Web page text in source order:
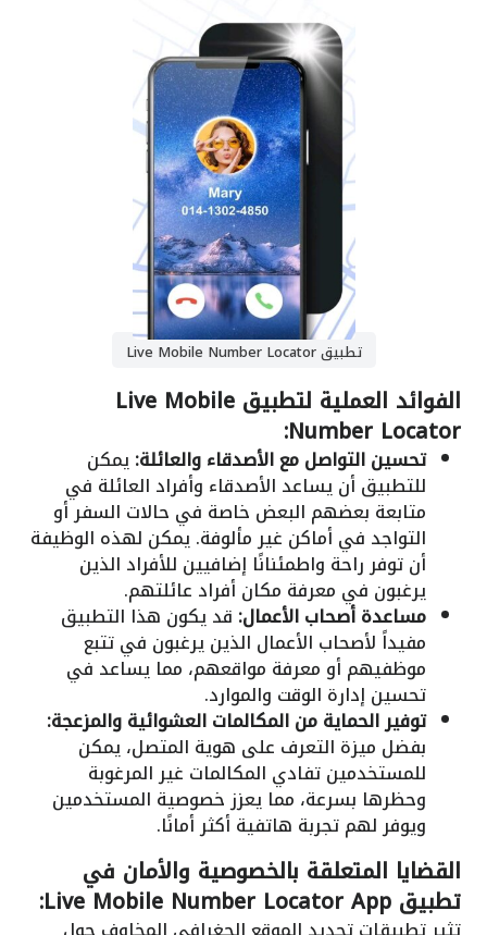
تطبيق Live Mobile Number Locator
الفوائد العملية لتطبيق Live Mobile
Number Locator:
تحسين التواصل مع الأصدقاء والعائلة:يمكن
للتطبيق أن يساعد الأصدقاء وأفراد العائلة في
متابعة بعضهم البعض خاصة في حالات السفر أو
التواجد في أماكن غير مألوفة. يمكن لهذه الوظيفة
أن توفر راحة واطمئنانًا إضافيين للأفراد الذين
يرغبون في معرفة مكان أفراد عائلتهم.
مساعدة أصحاب الأعمال: قد يكون هذا التطبيق
مفيداً لأصحاب الأعمال الذين يرغبون في تتبع
موظفيهم أو معرفة مواقعهم، مما يساعد في
تحسين إدارة الوقت والموارد.
توفير الحماية من المكالمات العشوائية والمزعجة:
بفضل ميزة التعرف على هوية المتصل، يمكن
للمستخدمين تفادي المكالمات غير المرغوبة
وحظرها بسرعة، مما يعزز خصوصية المستخدمين
ويوفر لهم تجربة هاتفية أكثر أمانًا.
القضايا المتعلقة بالخصوصية والأمان في
تطبيق Live Mobile Number Locator App: